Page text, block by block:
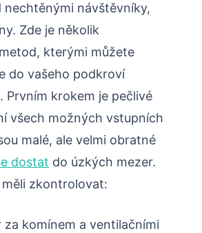
nechtěnými návštěvníky,
Zde je několik
kterými můžete‌
⁤do ‌vašeho⁢ podkroví
‌Prvním krokem je pečlivé
všech možných​ vstupních
malé,⁣ ale​ velmi​ obratné
dostat ⁣ do úzkých mezer.
zkontrolovat:
za komínem‌ a ventilačními